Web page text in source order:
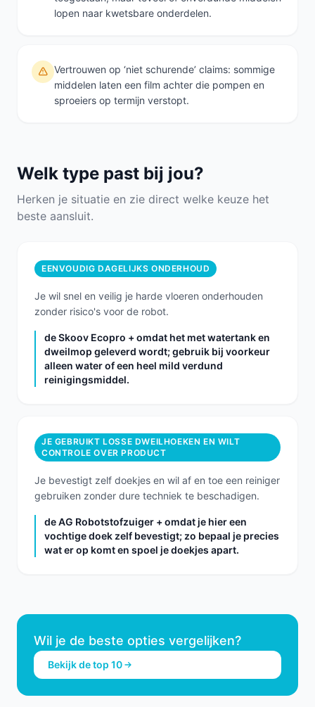
lopen naar kwetsbare onderdelen.
Vertrouwen op ‘niet schurende’ claims: sommige
middelen laten een film achter die pompen en
sproeiers op termijn verstopt.
Welk type past bij jou?
Herken je situatie en zie direct welke keuze het
beste aansluit.
EENVOUDIG DAGELIJKS ONDERHOUD
Je wil snel en veilig je harde vloeren onderhouden
zonder risico's voor de robot.
de Skoov Ecopro + omdat het met watertank en
dweilmop geleverd wordt; gebruik bij voorkeur
alleen water of een heel mild verdund
reinigingsmiddel.
JE GEBRUIKT LOSSE DWEILHOEKEN EN WILT
CONTROLE OVER PRODUCT
Je bevestigt zelf doekjes en wil af en toe een reiniger
gebruiken zonder dure techniek te beschadigen.
de AG Robotstofzuiger + omdat je hier een
vochtige doek zelf bevestigt; zo bepaal je precies
wat er op komt en spoel je doekjes apart.
Wil je de beste opties vergelijken?
Bekijk de top 10